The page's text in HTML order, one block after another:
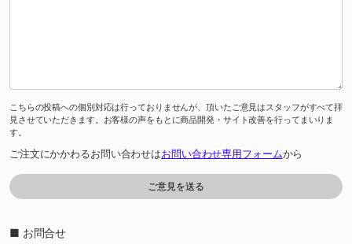
こちらの投稿への個別対応は行っておりませんが、頂いたご意見はスタッフがすべて拝
見させていただきます。お客様の声をもとに商品開発・サイト改善を行ってまいりま
す。
ご注文にかかわるお問い合わせはお問い合わせ専用フォームから
■ お問合せ